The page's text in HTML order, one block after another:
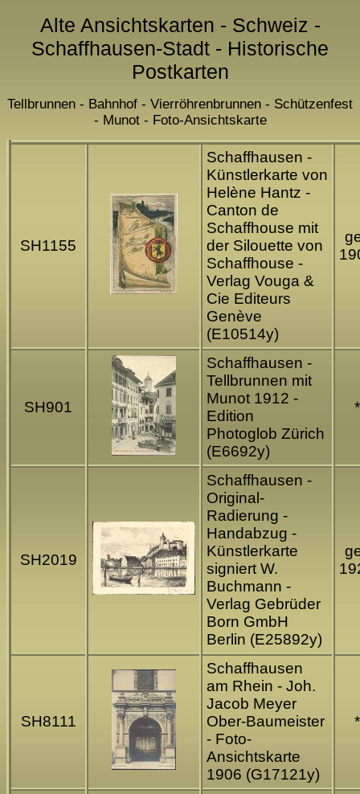
Alte Ansichtskarten - Schweiz -
Schaffhausen-Stadt - Historische
Postkarten
Tellbrunnen - Bahnhof - Vierröhrenbrunnen - Schützenfest
- Munot - Foto-Ansichtskarte
SH1155
Schaffhausen -
Künstlerkarte von
Helène Hantz -
Canton de
Schaffhouse mit
der Silouette von
Schaffhouse -
Verlag Vouga &
Cie Editeurs
Genève
(E10514y)
SH901
Schaffhausen -
Tellbrunnen mit
Munot 1912 -
Edition
Photoglob Zürich
(E6692y)
*
SH2019
Schaffhausen -
Original-
Radierung -
Handabzug -
Künstlerkarte
signiert W.
Buchmann -
Verlag Gebrüder
Born GmbH
Berlin (E25892y)
SH8111
Schaffhausen
am Rhein - Joh.
Jacob Meyer
Ober-Baumeister
- Foto-
Ansichtskarte
1906 (G17121y)
*